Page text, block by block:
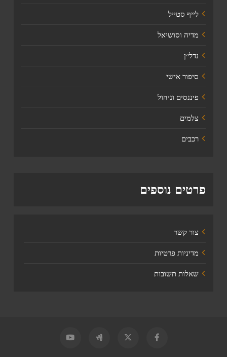
לייף סטייל
מדיה וסושיאל
נדל׳׳ן
סיפור אישי
פיננסים וניהול
צלמים
רכבים
פרטים נוספים
צור קשר
מדיניות פרטיות
שאלות תשובות